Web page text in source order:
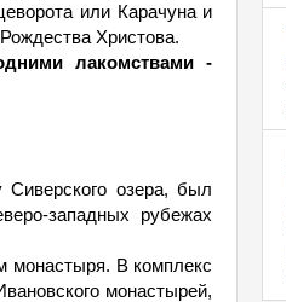
или Карачуна и
Христова.
лакомствами -
озера, был
западных рубежах
монастыря. В комплекс
монастырей,